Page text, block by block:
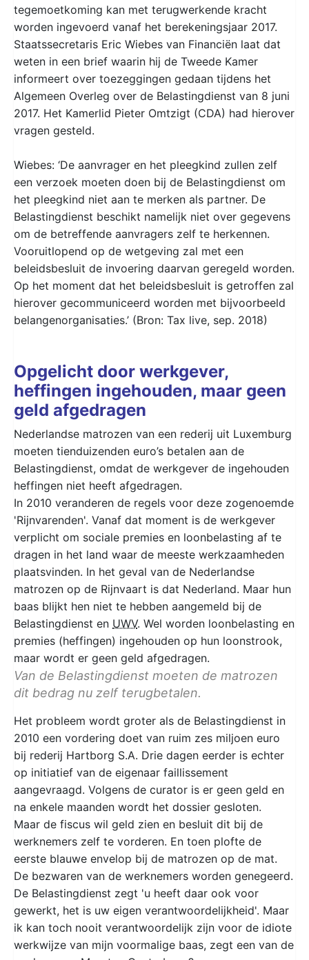
tegemoetkoming kan met terugwerkende kracht
worden ingevoerd vanaf het berekeningsjaar 2017.
Staatssecretaris Eric Wiebes van Financiën laat dat
weten in een brief waarin hij de Tweede Kamer
informeert over toezeggingen gedaan tijdens het
Algemeen Overleg over de Belastingdienst van 8 juni
2017. Het Kamerlid Pieter Omtzigt (CDA) had hierover
vragen gesteld.
Wiebes: ‘De aanvrager en het pleegkind zullen zelf
een verzoek moeten doen bij de Belastingdienst om
het pleegkind niet aan te merken als partner. De
Belastingdienst beschikt namelijk niet over gegevens
om de betreffende aanvragers zelf te herkennen.
Vooruitlopend op de wetgeving zal met een
beleidsbesluit de invoering daarvan geregeld worden.
Op het moment dat het beleidsbesluit is getroffen zal
hierover gecommuniceerd worden met bijvoorbeeld
belangenorganisaties.’ (Bron: Tax live, sep. 2018)
Opgelicht door werkgever,
heffingen ingehouden, maar geen
geld afgedragen
Nederlandse matrozen van een rederij uit Luxemburg
moeten tienduizenden euro’s betalen aan de
Belastingdienst, omdat de werkgever de ingehouden
heffingen niet heeft afgedragen.
In 2010 veranderen de regels voor deze zogenoemde
'Rijnvarenden'. Vanaf dat moment is de werkgever
verplicht om sociale premies en loonbelasting af te
dragen in het land waar de meeste werkzaamheden
plaatsvinden. In het geval van de Nederlandse
matrozen op de Rijnvaart is dat Nederland. Maar hun
baas blijkt hen niet te hebben aangemeld bij de
Belastingdienst en UWV. Wel worden loonbelasting en
premies (heffingen) ingehouden op hun loonstrook,
maar wordt er geen geld afgedragen.
Van de Belastingdienst moeten de matrozen
dit bedrag nu zelf terugbetalen.
Het probleem wordt groter als de Belastingdienst in
2010 een vordering doet van ruim zes miljoen euro
bij rederij Hartborg S.A. Drie dagen eerder is echter
op initiatief van de eigenaar faillissement
aangevraagd. Volgens de curator is er geen geld en
na enkele maanden wordt het dossier gesloten.
Maar de fiscus wil geld zien en besluit dit bij de
werknemers zelf te vorderen. En toen plofte de
eerste blauwe envelop bij de matrozen op de mat.
De bezwaren van de werknemers worden genegeerd.
De Belastingdienst zegt 'u heeft daar ook voor
gewerkt, het is uw eigen verantwoordelijkheid'. Maar
ik kan toch nooit verantwoordelijk zijn voor de idiote
werkwijze van mijn voormalige baas, zegt een van de